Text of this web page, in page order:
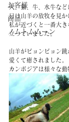
お客様
商品
ノムトムムーン
犬、猫、牛、水牛な
日は山羊の放牧を見
私が近づくと一番大
立っていました。
山羊がピョンピョン
愛くて癒されました。
カンボジアは様々な動